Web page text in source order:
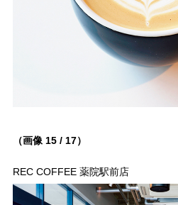
（画像 15 / 17）
REC COFFEE 薬院駅前店